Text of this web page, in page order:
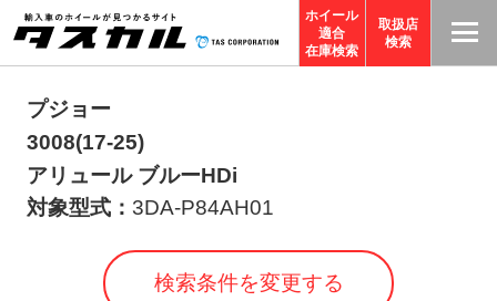
ホイール
適合
在庫検索
取扱店
検索
プジョー
3008(17-25)
アリュール ブルーHDi
対象型式： 3DA-P84AH01
検索条件を変更する
T